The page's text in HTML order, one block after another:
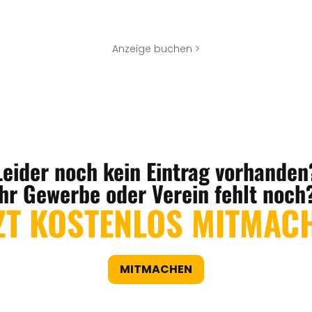
Anzeige buchen >
noch kein Eintrag
Gewerbe oder Verein fehlt
KOSTENLOS
MITMACHEN